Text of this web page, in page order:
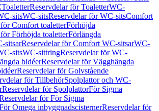
ToaletterReservdelar för ToaletterWC-
sitsWC-sitsReservdelar för WC-sitsComfort
Comfort toaletterFörhöjda
Förhöjda toaletterFörlängda
sitsarReservdelar för Comfort WC-sitsarWC-
sitsWC-sittringReservdelar för WC-
bidéerReservdelar för Vägghängda
Reservdelar för Golvstående
för TillbehörSpolplattor och WC-
Reservdelar för SpolplattorFör Sigma
för För Sigma
Omega inbyggnadscisternerReservdelar för